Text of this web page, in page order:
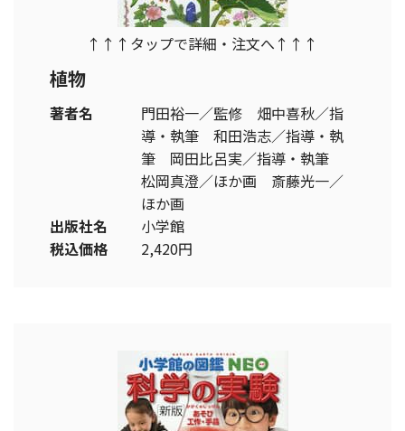
↑↑↑タップで詳細・注文へ↑↑↑
植物
著者名
門田裕一／監修 畑中喜秋／指
導・執筆 和田浩志／指導・執
筆 岡田比呂実／指導・執筆
松岡真澄／ほか画 斎藤光一／
ほか画
出版社名
小学館
税込価格
2,420円